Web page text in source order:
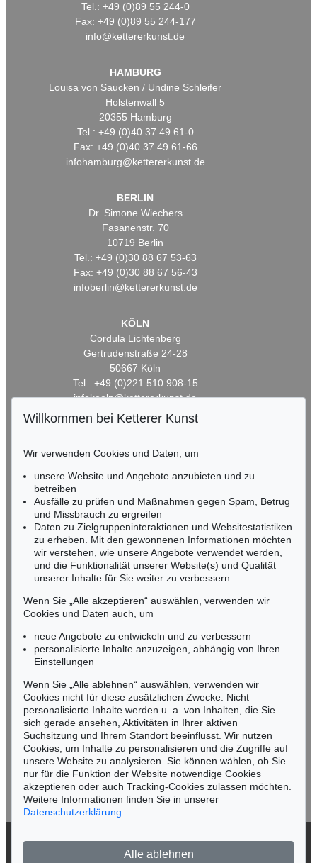
Tel.: +49 (0)89 55 244-0
Fax: +49 (0)89 55 244-177
info@kettererkunst.de
HAMBURG
Louisa von Saucken / Undine Schleifer
Holstenwall 5
20355 Hamburg
Tel.: +49 (0)40 37 49 61-0
Fax: +49 (0)40 37 49 61-66
infohamburg@kettererkunst.de
BERLIN
Dr. Simone Wiechers
Fasanenstr. 70
10719 Berlin
Tel.: +49 (0)30 88 67 53-63
Fax: +49 (0)30 88 67 56-43
infoberlin@kettererkunst.de
KÖLN
Cordula Lichtenberg
Gertrudenstraße 24-28
50667 Köln
Tel.: +49 (0)221 510 908-15
infokoeln@kettererkunst.de
HESSEN
Miriam Heß
Tel.: +49 (0)62 21 58 80-038
Fax: +49 (0)62 21 58 80-595
infoheidelberg@kettererkunst.de
NORDDEUTSCHLAND
Nico Kassel, M.A.
Mobil: +49 (0)171 8618661
n.kassel@kettererkunst.de
Keine Auktion mehr verpassen!
Wir informieren Sie rechtzeitig.
Jetzt zum Newsletter anmelden >
Willkommen bei Ketterer Kunst
Wir verwenden Cookies und Daten, um
unsere Website und Angebote anzubieten und zu
betreiben
Ausfälle zu prüfen und Maßnahmen gegen Spam, Betrug
und Missbrauch zu ergreifen
Daten zu Zielgruppeninteraktionen und Websitestatistiken
zu erheben. Mit den gewonnenen Informationen möchten
wir verstehen, wie unsere Angebote verwendet werden,
und die Funktionalität unserer Website(s) und Qualität
unserer Inhalte für Sie weiter zu verbessern.
Wenn Sie „Alle akzeptieren“ auswählen, verwenden wir
Cookies und Daten auch, um
neue Angebote zu entwickeln und zu verbessern
personalisierte Inhalte anzuzeigen, abhängig von Ihren
Einstellungen
Wenn Sie „Alle ablehnen“ auswählen, verwenden wir
Cookies nicht für diese zusätzlichen Zwecke. Nicht
personalisierte Inhalte werden u. a. von Inhalten, die Sie
sich gerade ansehen, Aktivitäten in Ihrer aktiven
Suchsitzung und Ihrem Standort beeinflusst. Wir nutzen
Cookies, um Inhalte zu personalisieren und die Zugriffe auf
unsere Website zu analysieren. Sie können wählen, ob Sie
nur für die Funktion der Website notwendige Cookies
akzeptieren oder auch Tracking-Cookies zulassen möchten.
Weitere Informationen finden Sie in unserer
Datenschutzerklärung
Alle ablehnen